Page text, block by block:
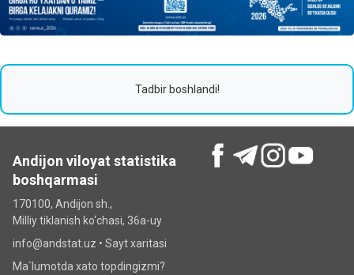
Tadbir boshlandi!
Andijon viloyat statistika
boshqarmasi
170100, Andijon sh.,
Milliy tiklanish ko‘chаsi, 36a-uy
info@andstat.uz • Sayt xaritasi
Ma`lumotda xato topdingizmi?